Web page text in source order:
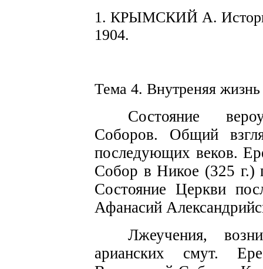
1. КРЫМСКИЙ А.
1904.
Тема 4. Внутреняя
Состояние
Соборов. Общий взгл
последующих веков.
Собор в Никое (325 г.)
Состояние Церкви
Афанасий Алекс
Лжеучения,
арианских смут.